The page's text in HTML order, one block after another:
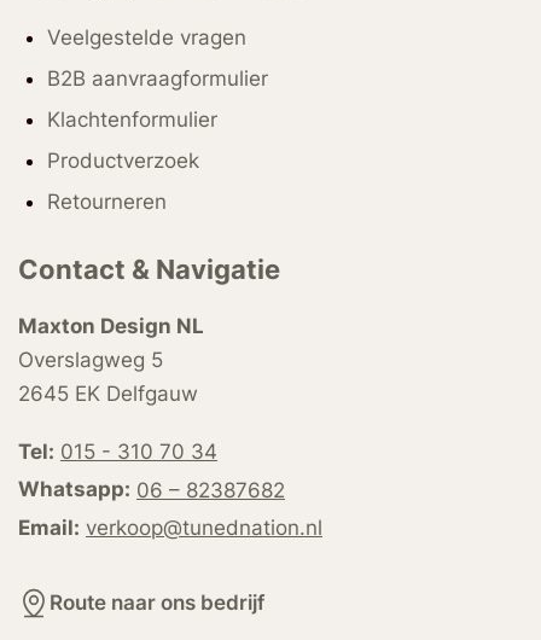
Veelgestelde vragen
B2B aanvraagformulier
Klachtenformulier
Productverzoek
Retourneren
Contact & Navigatie
Maxton Design NL
Overslagweg 5
2645 EK Delfgauw
Tel: 015 - 310 70 34
Whatsapp: 06 – 82387682
Email: verkoop@tunednation.nl
Route naar ons bedrijf